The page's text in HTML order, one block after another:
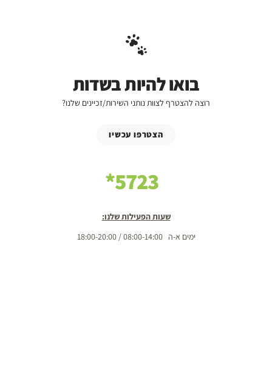
בואו להיות בשדות
רוצה להצטרף לצוות נותני השירות/זכיינים שלנו?
הצטרפו עכשיו
5723*
שעות הפעילות שלנו:
ימים א-ה 08:00-14:00 / 18:00-20:00